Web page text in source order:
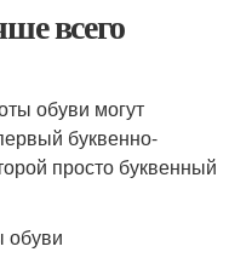
всего
обуви могут
буквенно-
просто буквенный
обуви